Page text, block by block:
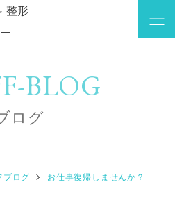
BLOG
ログ
ブログ お仕事復帰しませんか？